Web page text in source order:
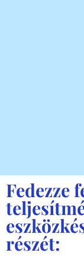
Fedezze
részét: